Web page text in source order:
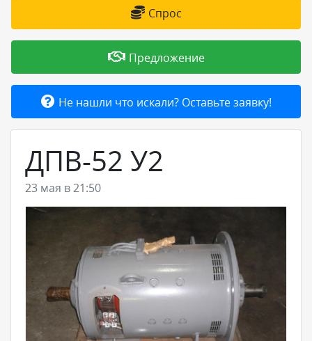
Товары и услуги
Добавить товар или услугу
Спрос
Предложение
Не нашли что искали? Оставьте заявку!
ДПВ-52 У2
23 мая в 21:50